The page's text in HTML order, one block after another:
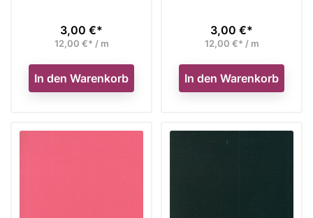
Preis
3,00 €*
12,00 €* / m
In den Warenkorb
Preis
3,00 €*
12,00 €* / m
In den Warenkorb